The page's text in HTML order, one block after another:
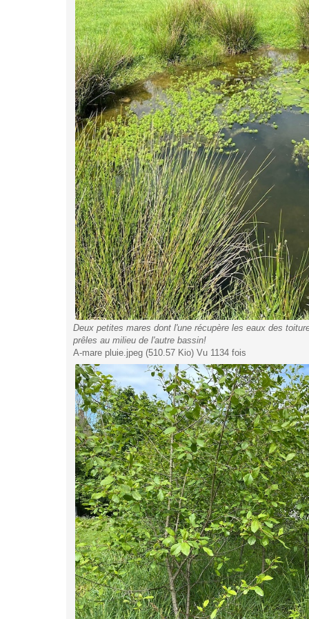
Deux petites mares dont l'une récupère les eaux des
prêles au milieu de l'autre bassin!
A-mare pluie.jpeg (510.57 Kio) Vu 1134 fois